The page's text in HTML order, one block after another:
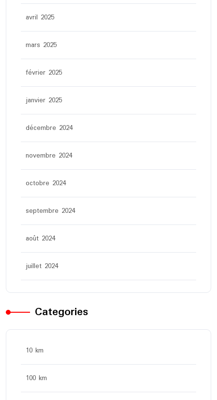
avril 2025
mars 2025
février 2025
janvier 2025
décembre 2024
novembre 2024
octobre 2024
septembre 2024
août 2024
juillet 2024
Categories
10 km
100 km